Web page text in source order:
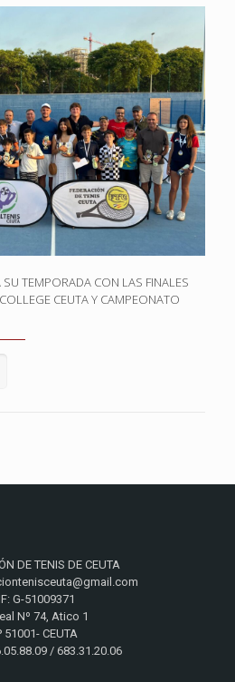
SU TEMPORADA CON LAS FINALES
CEUTA Y CAMPEONATO
DE TENIS DE CEUTA
G-51009371
Nº 74, Atico 1
51001- CEUTA
/ 683.31.20.06